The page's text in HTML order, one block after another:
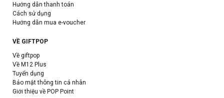
Hướng dẫn thanh toán
Cách sử dụng
Hướng dẫn mua e-voucher
VỀ GIFTPOP
Về giftpop
Về M12 Plus
Tuyển dụng
Bảo mật thông tin cá nhân
Giới thiệu về POP Point